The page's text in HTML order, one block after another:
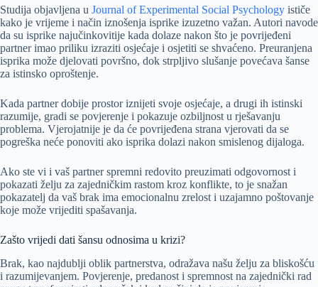
Studija objavljena u Journal of Experimental Social Psychology ističe
kako je vrijeme i način iznošenja isprike izuzetno važan. Autori navode
da su isprike najučinkovitije kada dolaze nakon što je povrijeđeni
partner imao priliku izraziti osjećaje i osjetiti se shvaćeno. Preuranjena
isprika može djelovati površno, dok strpljivo slušanje povećava šanse
za istinsko oproštenje.
Kada partner dobije prostor iznijeti svoje osjećaje, a drugi ih istinski
razumije, gradi se povjerenje i pokazuje ozbiljnost u rješavanju
problema. Vjerojatnije je da će povrijeđena strana vjerovati da se
pogreška neće ponoviti ako isprika dolazi nakon smislenog dijaloga.
Ako ste vi i vaš partner spremni redovito preuzimati odgovornost i
pokazati želju za zajedničkim rastom kroz konflikte, to je snažan
pokazatelj da vaš brak ima emocionalnu zrelost i uzajamno poštovanje
koje može vrijediti spašavanja.
Zašto vrijedi dati šansu odnosima u krizi?
Brak, kao najdublji oblik partnerstva, odražava našu želju za bliskošću
i razumijevanjem. Povjerenje, predanost i spremnost na zajednički rad